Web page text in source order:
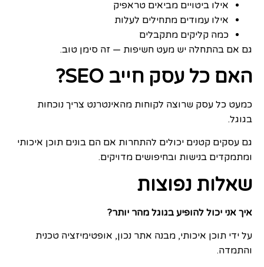
אילו ביטויים מביאים טראפיק
אילו עמודים מתחילים לעלות
כמה קליקים מתקבלים
גם אם בהתחלה יש מעט חשיפות — זה סימן טוב.
האם כל עסק חייב SEO?
כמעט כל עסק שרוצה לקוחות מהאינטרנט צריך נוכחות
בגוגל.
גם עסקים קטנים יכולים להתחרות אם הם בונים תוכן איכותי
ומתמקדים בנישות ובחיפושים מדויקים.
שאלות נפוצות
איך אני יכול להופיע בגוגל מהר יותר?
על ידי תוכן איכותי, מבנה אתר נכון, אופטימיזציה טכנית
והתמדה.